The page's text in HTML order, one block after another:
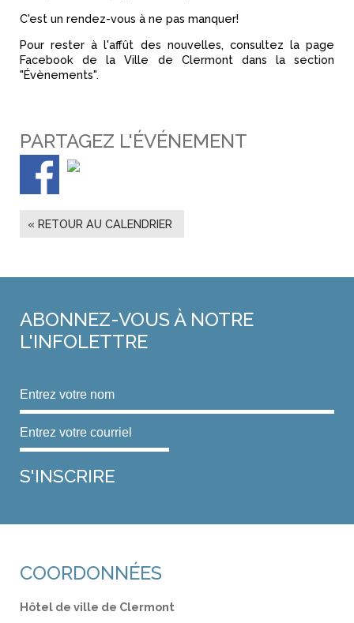
C'est un rendez-vous à ne pas manquer!
Pour rester à l'affût des nouvelles, consultez la page
Facebook de la Ville de Clermont dans la section
"Évènements".
PARTAGEZ L'ÉVÉNEMENT
« RETOUR AU CALENDRIER
ABONNEZ-VOUS À NOTRE
L'INFOLETTRE
COORDONNÉES
Hôtel de ville de Clermont